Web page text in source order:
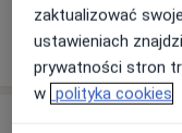
zaktualizować
ustawieniach
prywatności stron
w polityka cookies